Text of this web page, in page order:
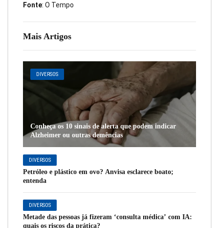
Mais Artigos
DIVERSOS
Conheça os 10 sinais de alerta que podem indicar
Alzheimer ou outras demências
DIVERSOS
Petróleo e plástico em ovo? Anvisa esclarece boato;
entenda
DIVERSOS
Metade das pessoas já fizeram ‘consulta médica’ com IA:
quais os riscos da prática?
Fonte: O Tempo